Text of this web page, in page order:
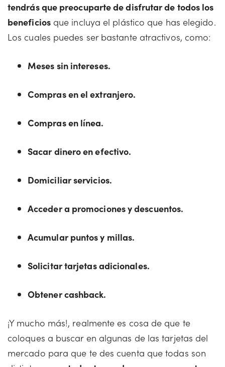
tendrás que preocuparte de disfrutar de todos los
beneficiosque incluya el plástico que has elegido.
Los cuales puedes ser bastante atractivos, como:
Meses sin intereses.
Compras en el extranjero.
Compras en línea.
Sacar dinero en efectivo.
Domiciliar servicios.
Acceder a promociones y descuentos.
Acumular puntos y millas.
Solicitar tarjetas adicionales.
Obtener cashback.
¡Y mucho más!, realmente es cosa de que te
coloques a buscar en algunas de las tarjetas del
mercado para que te des cuenta que todas son